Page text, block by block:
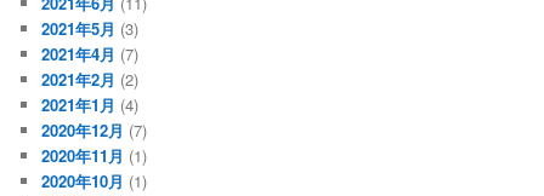
2021年5月 (3)
2021年4月 (7)
2021年2月 (2)
2021年1月 (4)
2020年12月 (7)
2020年11月 (1)
2020年10月 (1)